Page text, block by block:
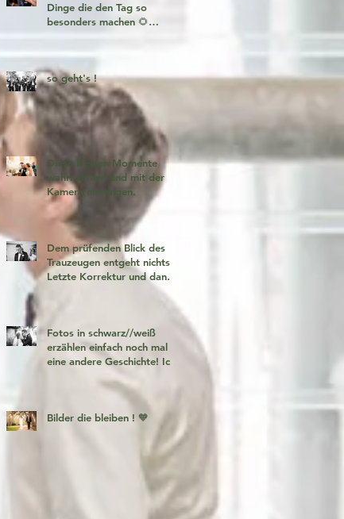
Dinge die den Tag so
besonders machen 🌻
verlieben 🧡
so geht's !
Diese kleinen Momente
wahrnehmen und mit der
Kamera einfangen.
Dem prüfenden Blick des
Trauzeugen entgeht nichts!
Letzte Korrektur und dann
Fotos in schwarz//weiß
erzählen einfach noch mal
eine andere Geschichte! Ich
Bilder die bleiben ! 🧡